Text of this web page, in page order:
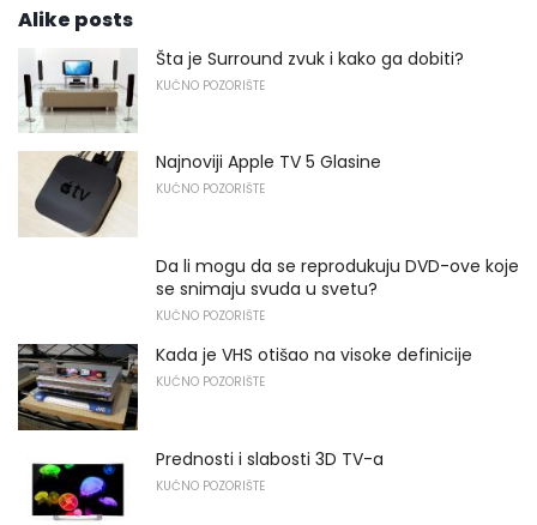
Alike posts
Šta je Surround zvuk i kako ga dobiti?
KUĆNO POZORIŠTE
Najnoviji Apple TV 5 Glasine
KUĆNO POZORIŠTE
Da li mogu da se reprodukuju DVD-ove koje
se snimaju svuda u svetu?
KUĆNO POZORIŠTE
Kada je VHS otišao na visoke definicije
KUĆNO POZORIŠTE
Prednosti i slabosti 3D TV-a
KUĆNO POZORIŠTE